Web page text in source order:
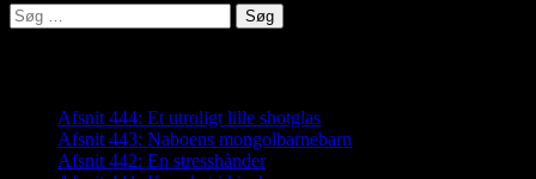
Søg
efter:
Afsnit 444: Et utroligt lille shotglas
Afsnit 443: Naboens mongolbarnebarn
Afsnit 442: En stresshånder